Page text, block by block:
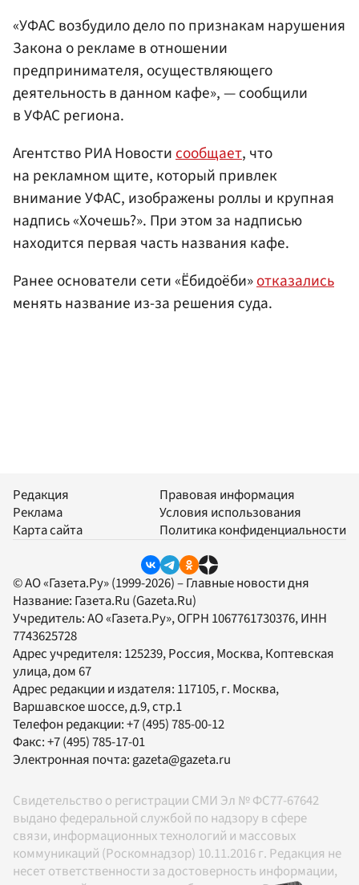
«УФАС возбудило дело по признакам нарушения
Закона о рекламе в отношении
предпринимателя, осуществляющего
деятельность в данном кафе», — сообщили
в УФАС региона.
Агентство РИА Новостисообщает, что
на рекламном щите, который привлек
внимание УФАС, изображены роллы и крупная
надпись «Хочешь?». При этом за надписью
находится первая часть названия кафе.
Ранее основатели сети «Ёбидоёби»отказались
менять название из-за решения суда.
Редакция
Реклама
Карта сайта
Правовая информация
Условия использования
Политика конфиденциальности
© АО «Газета.Ру» (1999-2026) – Главные новости дня
Название: Газета.Ru (Gazeta.Ru)
Учредитель:АО «Газета.Ру», ОГРН 1067761730376, ИНН
7743625728
Адрес учредителя: 125239, Россия, Москва, Коптевская
улица, дом 67
Адрес редакции и издателя: 117105, г. Москва,
Варшавское шоссе, д.9, стр.1
Телефон редакции:+7 (495) 785-00-12
Факс:+7 (495) 785-17-01
Электронная почта:gazeta@gazeta.ru
Свидетельство о регистрации СМИ Эл № ФС77-67642
выдано федеральной службой по надзору в сфере
связи, информационных технологий и массовых
коммуникаций (Роскомнадзор) 10.11.2016 г. Редакция не
несет ответственности за достоверность информации,